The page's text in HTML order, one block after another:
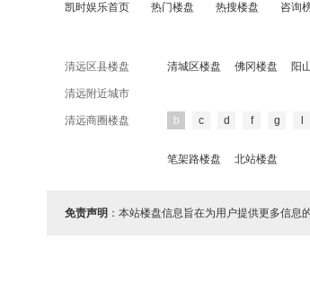
凯时娱乐首页 热门楼盘 热搜楼盘 咨询
清远区县楼盘 清城区楼盘 佛冈楼盘 阳
清远附近城市
清远商圈楼盘 b c d f g
笔架路楼盘 北站楼盘
免责声明 ：本站楼盘信息旨在为用户提供更多信息